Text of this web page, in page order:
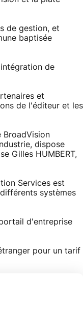
de gestion, et
baptisée
de
et
de l'éditeur et les
BroadVision
dispose
Gilles HUMBERT,
Services est
systèmes
d'entreprise
pour un tarif